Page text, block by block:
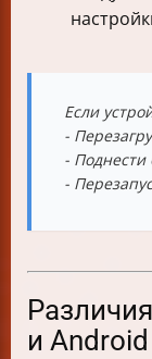
Если
-
- Поднести
-
и Android